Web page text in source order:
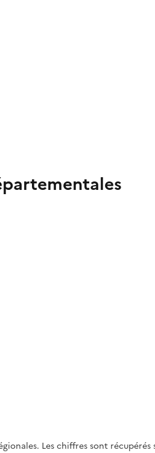
Les chiffres sont récupérés